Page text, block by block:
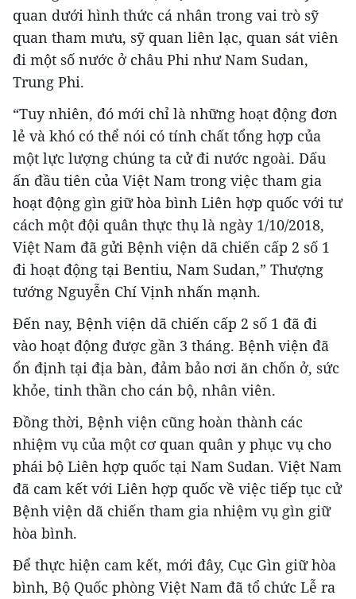
quan dưới hình thức cá nhân trong vai trò sỹ
quan tham mưu, sỹ quan liên lạc, quan sát viên
đi một số nước ở châu Phi như Nam Sudan,
Trung Phi.
“Tuy nhiên, đó mới chỉ là những hoạt động đơn
lẻ và khó có thể nói có tính chất tổng hợp của
một lực lượng chúng ta cử đi nước ngoài. Dấu
ấn đầu tiên của Việt Nam trong việc tham gia
hoạt động gìn giữ hòa bình Liên hợp quốc với tư
cách một đội quân thực thụ là ngày 1/10/2018,
Việt Nam đã gửi Bệnh viện dã chiến cấp 2 số 1
đi hoạt động tại Bentiu, Nam Sudan,” Thượng
tướng Nguyễn Chí Vịnh nhấn mạnh.
Đến nay, Bệnh viện dã chiến cấp 2 số 1 đã đi
vào hoạt động được gần 3 tháng. Bệnh viện đã
ổn định tại địa bàn, đảm bảo nơi ăn chốn ở, sức
khỏe, tinh thần cho cán bộ, nhân viên.
Đồng thời, Bệnh viện cũng hoàn thành các
nhiệm vụ của một cơ quan quân y phục vụ cho
phái bộ Liên hợp quốc tại Nam Sudan. Việt Nam
đã cam kết với Liên hợp quốc về việc tiếp tục cử
Bệnh viện dã chiến tham gia nhiệm vụ gìn giữ
hòa bình.
Để thực hiện cam kết, mới đây, Cục Gìn giữ hòa
bình, Bộ Quốc phòng Việt Nam đã tổ chức Lễ ra